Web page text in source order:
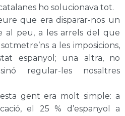
ho solucionava tot.
que era disparar-nos un
al peu, a les arrels del que
a les imposicions,
espanyol; una altra, no
regular-les nosaltres
gent era molt simple: a
el 25 % d’espanyol a